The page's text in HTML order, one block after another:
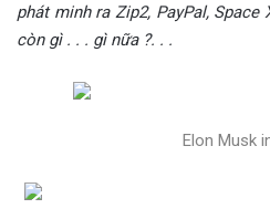
phát minh ra Zip2, PayPal, Space
còn gì . . . gì nữa ?. . .
Elon Musk